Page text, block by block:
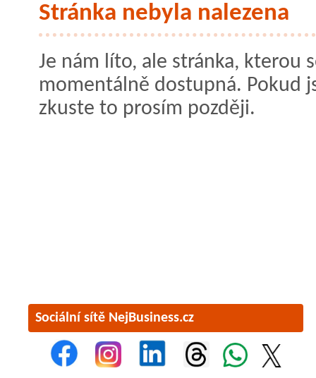
Stránka nebyla nalezena
Je nám líto, ale stránka, kterou
momentálně dostupná. Pokud
zkuste to prosím později.
Sociální sítě NejBusiness.cz